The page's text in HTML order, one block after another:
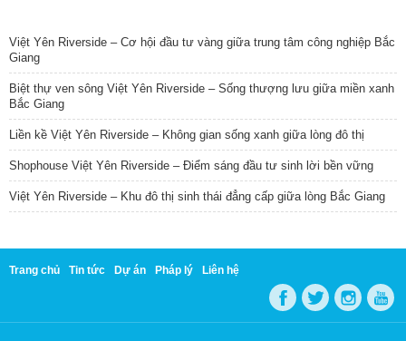
Việt Yên Riverside – Cơ hội đầu tư vàng giữa trung tâm công nghiệp Bắc
Giang
Biệt thự ven sông Việt Yên Riverside – Sống thượng lưu giữa miền xanh
Bắc Giang
Liền kề Việt Yên Riverside – Không gian sống xanh giữa lòng đô thị
Shophouse Việt Yên Riverside – Điểm sáng đầu tư sinh lời bền vững
Việt Yên Riverside – Khu đô thị sinh thái đẳng cấp giữa lòng Bắc Giang
Trang chủ Tin tức Dự án Pháp lý Liên hệ